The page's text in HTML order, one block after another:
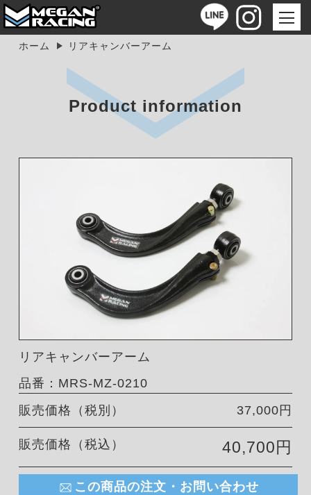
ホーム リアキャンバーアーム
Product information
リアキャンバーアーム
品番：MRS-MZ-0210
販売価格（税別）
37,000円
販売価格（税込） 40,700円
この商品の注文・お問い合わせ